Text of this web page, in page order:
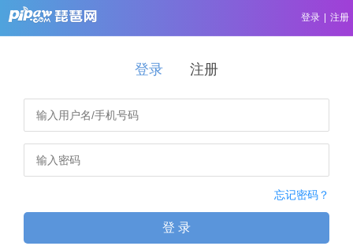
登录 注册
登录 注册
忘记密码？
登 录